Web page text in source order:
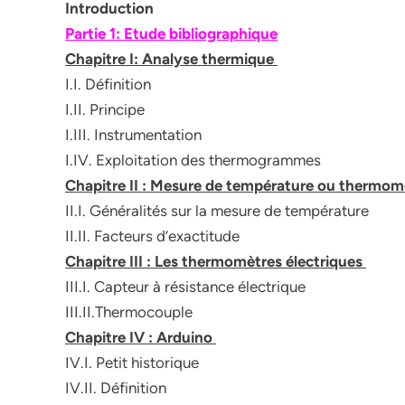
Introduction
Partie 1: Etude bibliographique
Chapitre I: Analyse thermique
I.I. Définition
I.II. Principe
I.III. Instrumentation
I.IV. Exploitation des thermogrammes
Chapitre II : Mesure de température ou
II.I. Généralités sur la mesure de température
II.II. Facteurs d’exactitude
Chapitre III : Les thermomètres électriques
III.I. Capteur à résistance électrique
III.II.Thermocouple
Chapitre IV : Arduino
IV.I. Petit historique
IV.II. Définition